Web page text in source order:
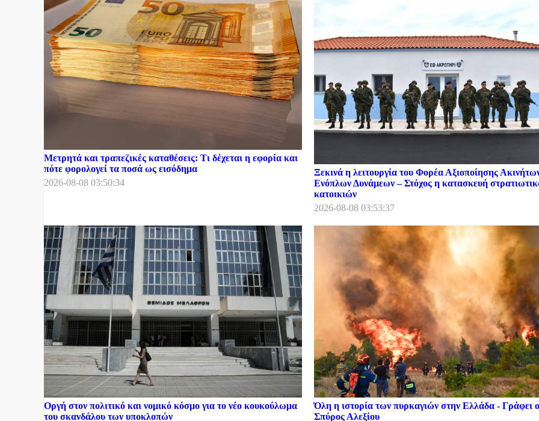
Μετρητά και τραπεζικές καταθέσεις: Τι δέχεται η εφορία και
πότε φορολογεί τα ποσά ως εισόδημα
2026-08-08 03:50:34
Ξεκινά η λειτουργία του Φορέα Αξιοποίησης
Ενόπλων Δυνάμεων – Στόχος η κατασκευή
κατοικιών
2026-08-08 03:53:37
Οργή στον πολιτικό και νομικό κόσμο για το νέο κουκούλωμα
του σκανδάλου των υποκλοπών
Όλη η ιστορία των πυρκαγιών στην Ελλάδα - Γράφει ο
Σπύρος Αλεξίου